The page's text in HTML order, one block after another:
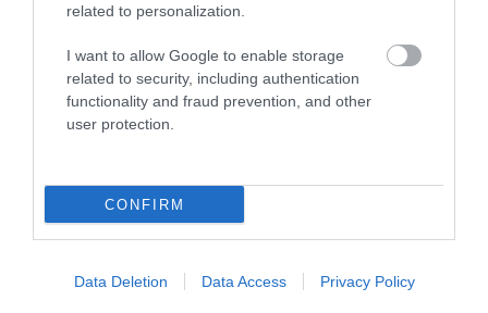
related to personalization.
I want to allow Google to enable storage
related to security, including authentication
functionality and fraud prevention, and other
user protection.
CONFIRM
Data Deletion Data Access Privacy Policy
2026. augusztus 07|Promóció
2026. augusztus 07